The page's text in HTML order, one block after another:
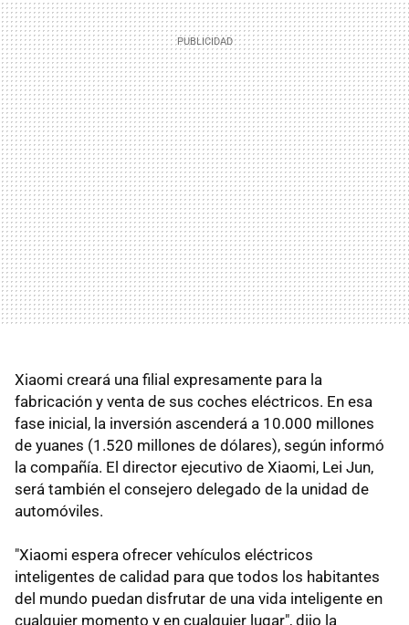
Xiaomi creará una filial expresamente para la
fabricación y venta de sus coches eléctricos. En esa
fase inicial, la inversión ascenderá a 10.000 millones
de yuanes (1.520 millones de dólares), según informó
la compañía. El director ejecutivo de Xiaomi, Lei Jun,
será también el consejero delegado de la unidad de
automóviles.
"Xiaomi espera ofrecer vehículos eléctricos
inteligentes de calidad para que todos los habitantes
del mundo puedan disfrutar de una vida inteligente en
cualquier momento y en cualquier lugar", dijo la